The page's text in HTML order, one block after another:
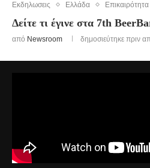
Εκδηλωσεις Ελλάδα Επικαιρότητα
Δείτε τι έγινε στα 7th
από Newsroom δημοσιεύτηκε πριν